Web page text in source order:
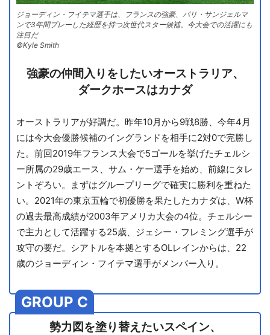
ジョーディン・フイテマ選手は、フランスの強豪、パリ・サンジェルマ
ンで3年間プレーした経歴を持つ次世代スター候補。今大会での活躍にも
注目だ
©️Kyle Smith
強豪の仲間入りをしたいオーストラリア、
ダークホースはカナダ
オーストラリアが好調だ。昨年10月から9戦8勝、今年4月
には今大会優勝候補のイングランドを相手に2対0で完勝し
た。前回2019年フランス大会で5ゴールを挙げたチェルシ
ー所属の29歳エース、サム・ケー選手を始め、前線にタレ
ントぞろい。まずはグループリーグで確実に勝利を重ねた
い。2021年の東京五輪で初優勝を果たしたカナダは、W杯
の過去最高成績が2003年アメリカ大会の4位。チェルシー
で主力として活躍する25歳、ジェシー・フレミング選手が
攻守の要だ。シアトルを本拠とするOLレインからは、22
歳のジョーディン・フイテマ選手がメンバー入り。
GROUP C
勢力図を塗り替えたいスペイン、